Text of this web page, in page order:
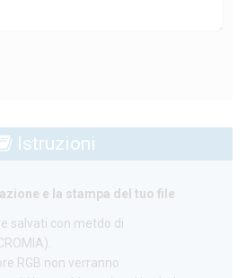
Istruzioni
e la stampa del tuo file
salvati con metdo di
RGB non verranno